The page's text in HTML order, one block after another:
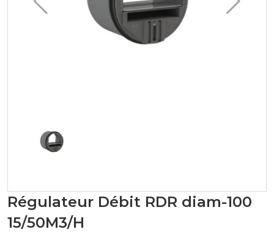
Régulateur Débit RDR diam-100
15/50M3/H